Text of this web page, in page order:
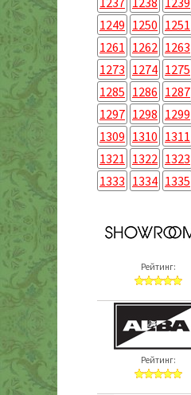
1249 1250 1251
1261 1262 1263
1273 1274 1275
1285 1286 1287
1297 1298 1299
1309 1310 1311
1321 1322 1323
1333 1334 1335
Рейтинг:
Рейтинг: